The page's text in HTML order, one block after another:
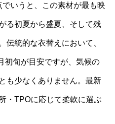
でいうと、この素材が最も映
る初夏から盛夏、そして残
伝統的な衣替えにおいて、
初旬が目安ですが、気候の
も少なくありません。最新
・TPOに応じて柔軟に選ぶ